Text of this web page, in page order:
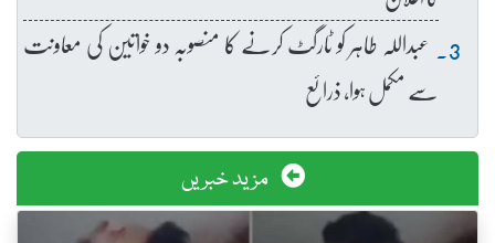
عبداللہ طاہر کو ٹارگٹ کرنے کا منصوبہ دو خواتین کی معاونت
سے مکمل ہوا، ذرائع
مزید خبریں